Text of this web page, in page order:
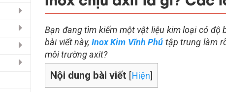
Bạn đang tìm kiếm một vật liệu kim loại có
bài viết này, Inox Kim Vĩnh Phú tập trung làm
môi trường axit?
Nội dung bài viết [Hiện]